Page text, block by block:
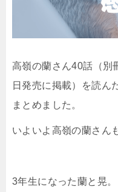
高嶺の蘭さん40話（別
日発売に掲載）を読ん
まとめました。
いよいよ高嶺の蘭さん
3年生になった蘭と晃。